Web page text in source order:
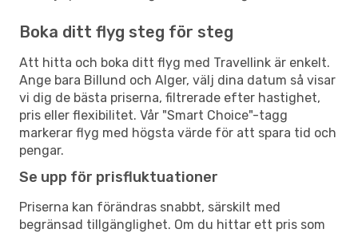
Boka ditt flyg steg för steg
Att hitta och boka ditt flyg med Travellink är enkelt.
Ange bara Billund och Alger, välj dina datum så visar
vi dig de bästa priserna, filtrerade efter hastighet,
pris eller flexibilitet. Vår "Smart Choice"-tagg
markerar flyg med högsta värde för att spara tid och
pengar.
Se upp för prisfluktuationer
Priserna kan förändras snabbt, särskilt med
begränsad tillgänglighet. Om du hittar ett pris som